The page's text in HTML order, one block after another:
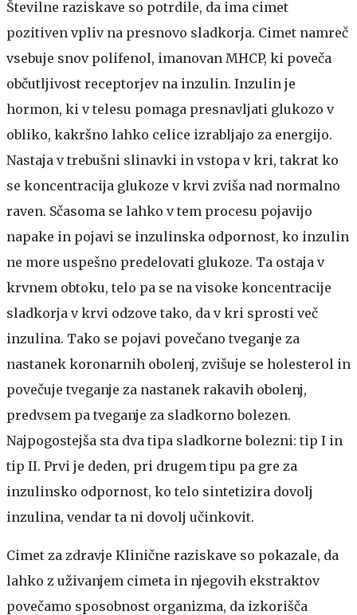
Številne raziskave so potrdile, da ima cimet
pozitiven vpliv na presnovo sladkorja. Cimet namreč
vsebuje snov polifenol, imanovan MHCP, ki poveča
občutljivost receptorjev na inzulin. Inzulin je
hormon, ki v telesu pomaga presnavljati glukozo v
obliko, kakršno lahko celice izrabljajo za energijo.
Nastaja v trebušni slinavki in vstopa v kri, takrat ko
se koncentracija glukoze v krvi zviša nad normalno
raven. Sčasoma se lahko v tem procesu pojavijo
napake in pojavi se inzulinska odpornost, ko inzulin
ne more uspešno predelovati glukoze. Ta ostaja v
krvnem obtoku, telo pa se na visoke koncentracije
sladkorja v krvi odzove tako, da v kri sprosti več
inzulina. Tako se pojavi povečano tveganje za
nastanek koronarnih obolenj, zvišuje se holesterol in
povečuje tveganje za nastanek rakavih obolenj,
predvsem pa tveganje za sladkorno bolezen.
Najpogostejša sta dva tipa sladkorne bolezni: tip I in
tip II. Prvi je deden, pri drugem tipu pa gre za
inzulinsko odpornost, ko telo sintetizira dovolj
inzulina, vendar ta ni dovolj učinkovit.
Cimet za zdravje Klinične raziskave so pokazale, da
lahko z uživanjem cimeta in njegovih ekstraktov
povečamo sposobnost organizma, da izkorišča